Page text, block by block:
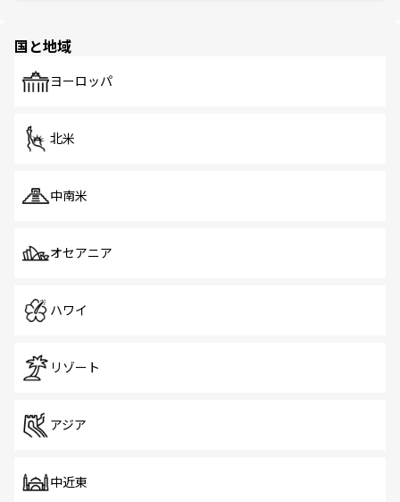
で、ホーカーズは地元の風情を楽しめる外せないスポット
国と地域
ヨーロッパ
北米
中南米
オセアニア
ハワイ
リゾート
アジア
中近東